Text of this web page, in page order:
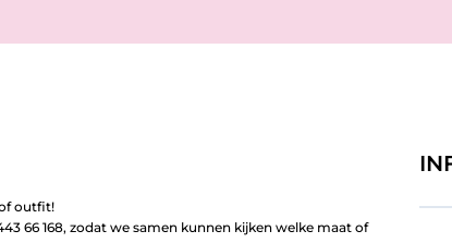
outfit!
66 168, zodat we samen kunnen kijken welke maat of